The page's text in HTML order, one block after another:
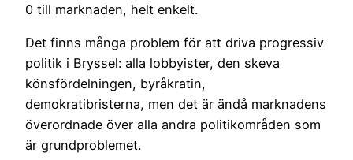
0 till marknaden, helt enkelt.
Det finns många problem för att driva progressiv
politik i Bryssel: alla lobbyister, den skeva
könsfördelningen, byråkratin,
demokratibristerna, men det är ändå marknadens
överordnade över alla andra politikområden som
är grundproblemet.